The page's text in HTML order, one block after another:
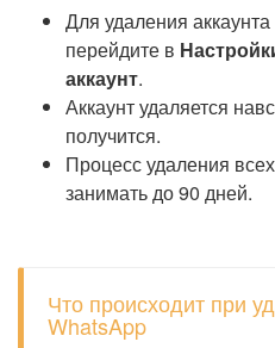
Для удаления
перейдите в
аккаунт.
Аккаунт удаляется
получится.
Процесс удаления
занимать до 90 дней.
Что происходит при
WhatsApp